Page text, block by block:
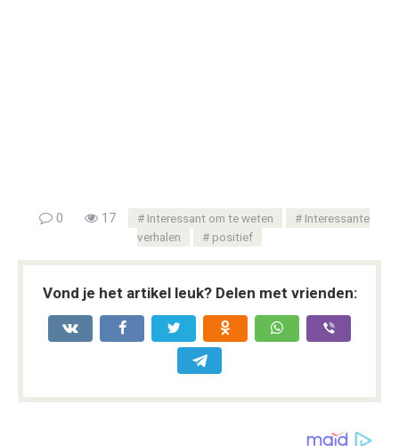
0 17 Interessant om te weten
Interessante
verhalen
positief
Vond je het artikel leuk? Delen met vrienden: